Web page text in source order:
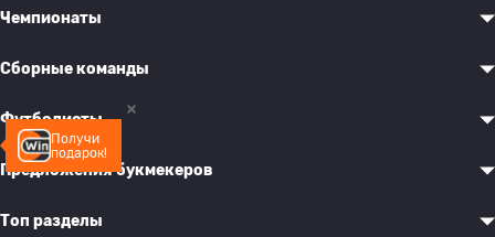
Получи
подарок!
Чемпионаты
Сборные команды
Футболисты
Предложения букмекеров
Топ разделы